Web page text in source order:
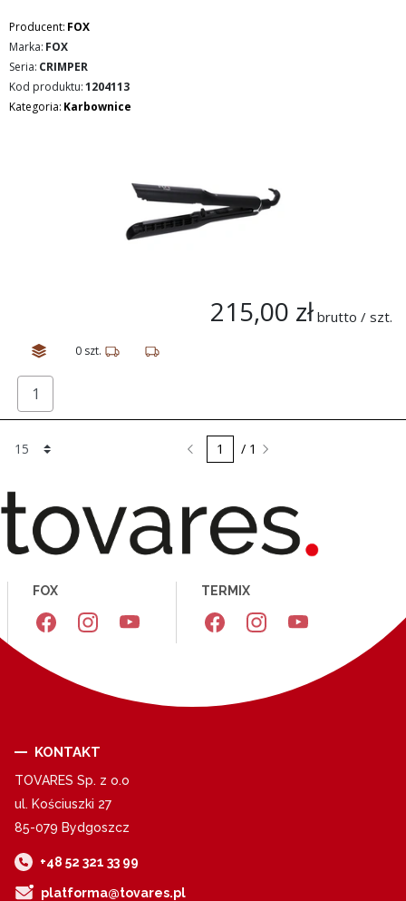
Producent: FOX
Marka: FOX
Seria: CRIMPER
Kod produktu:1204113
Kategoria: Karbownice
215,00 zł brutto / szt.
0 szt.
/ 1
FOX TERMIX
KONTAKT
TOVARES Sp. z o.o
ul. Kościuszki 27
85-079 Bydgoszcz
+48 52 321 33 99
platforma@tovares.pl